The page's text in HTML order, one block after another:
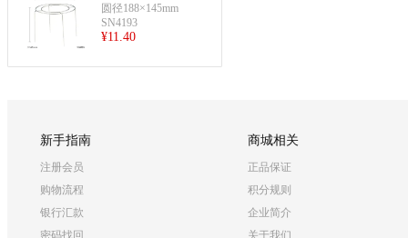
8mm)
圆径188×145mm
SN4193
¥11.40
新手指南
注册会员
购物流程
银行汇款
密码找回
商城相关
正品保证
积分规则
企业简介
关于我们